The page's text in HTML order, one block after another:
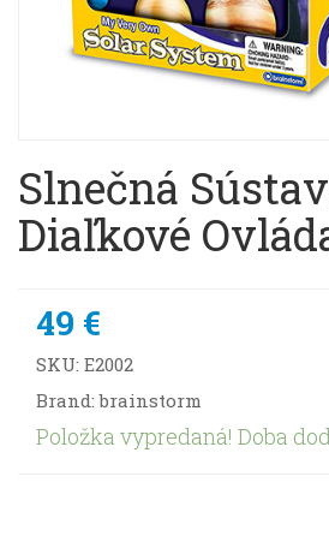
Slnečná
Diaľkové
49 €
SKU: E2002
Brand: brainstorm
Položka vypredaná! Doba